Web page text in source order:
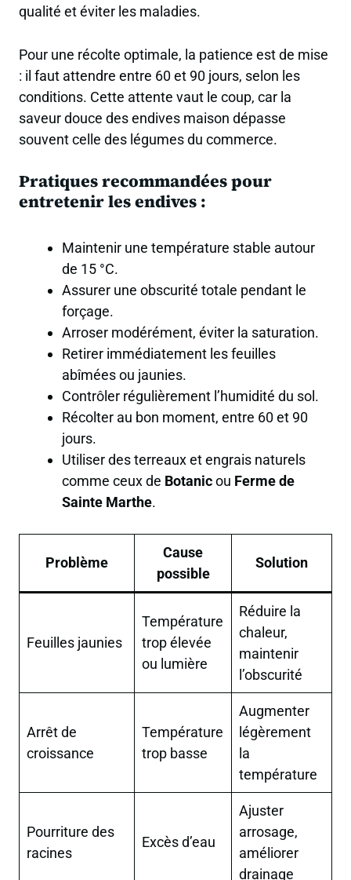
qualité et éviter les maladies.
Pour une récolte optimale, la patience est de mise
: il faut attendre entre 60 et 90 jours, selon les
conditions. Cette attente vaut le coup, car la
saveur douce des endives maison dépasse
souvent celle des légumes du commerce.
Pratiques recommandées pour
entretenir les endives :
Maintenir une température stable autour
de 15 °C.
Assurer une obscurité totale pendant le
forçage.
Arroser modérément, éviter la saturation.
Retirer immédiatement les feuilles
abîmées ou jaunies.
Contrôler régulièrement l’humidité du sol.
Récolter au bon moment, entre 60 et 90
jours.
Utiliser des terreaux et engrais naturels
comme ceux de Botanicou Ferme de
Sainte Marthe.
Problème
Cause
possible
Solution
Feuilles jaunies
Température
trop élevée
ou lumière
Réduire la
chaleur,
maintenir
l’obscurité
Arrêt de
croissance
Température
trop basse
Augmenter
légèrement
la
température
Pourriture des
racines
Excès d’eau
Ajuster
arrosage,
améliorer
drainage